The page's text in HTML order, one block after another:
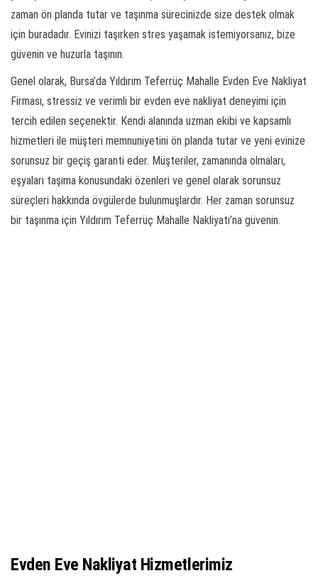
zaman ön planda tutar ve taşınma sürecinizde size destek olmak
için buradadır. Evinizi taşırken stres yaşamak istemiyorsanız, bize
güvenin ve huzurla taşının.
Genel olarak, Bursa’da Yıldırım Teferrüç Mahalle Evden Eve Nakliyat
Firması, stressiz ve verimli bir evden eve nakliyat deneyimi için
tercih edilen seçenektir. Kendi alanında uzman ekibi ve kapsamlı
hizmetleri ile müşteri memnuniyetini ön planda tutar ve yeni evinize
sorunsuz bir geçiş garanti eder. Müşteriler, zamanında olmaları,
eşyaları taşıma konusundaki özenleri ve genel olarak sorunsuz
süreçleri hakkında övgülerde bulunmuşlardır. Her zaman sorunsuz
bir taşınma için Yıldırım Teferrüç Mahalle Nakliyatı’na güvenin.
Evden Eve Nakliyat Hizmetlerimiz